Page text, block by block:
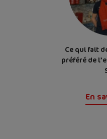
Ce qui fait
préféré de
En